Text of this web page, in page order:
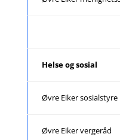
Helse og sosial
Øvre Eiker sosialstyre
Øvre Eiker vergeråd